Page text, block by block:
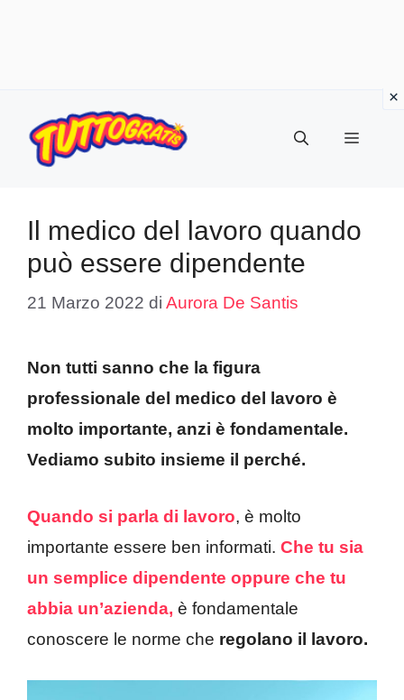
contenuto
Menu
Il medico del lavoro quando
può essere dipendente
21 Marzo 2022 di Aurora De Santis
Non tutti sanno che la figura
professionale del medico del lavoro è
molto importante, anzi è fondamentale.
Vediamo subito insieme il perché.
Quando si parla di lavoro, è molto
importante essere ben informati. Che tu sia
un semplice dipendente oppure che tu
abbia un’azienda, è fondamentale
conoscere le norme che regolano il lavoro.